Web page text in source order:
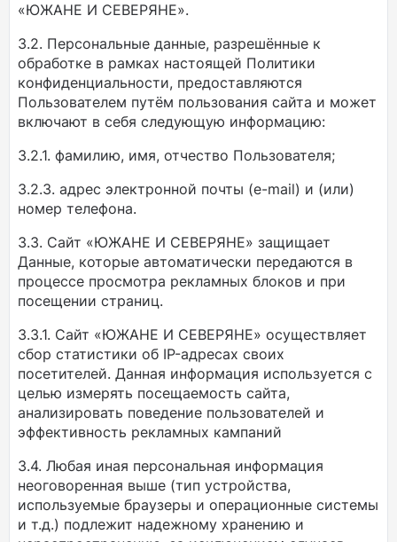
«ЮЖАНЕ И СЕВЕРЯНЕ».
3.2. Персональные данные, разрешённые к
обработке в рамках настоящей Политики
конфиденциальности, предоставляются
Пользователем путём пользования сайта и может
включают в себя следующую информацию:
3.2.1. фамилию, имя, отчество Пользователя;
3.2.3. адрес электронной почты (e-mail) и (или)
номер телефона.
3.3. Сайт «ЮЖАНЕ И СЕВЕРЯНЕ» защищает
Данные, которые автоматически передаются в
процессе просмотра рекламных блоков и при
посещении страниц.
3.3.1. Сайт «ЮЖАНЕ И СЕВЕРЯНЕ» осуществляет
сбор статистики об IP-адресах своих
посетителей. Данная информация используется с
целью измерять посещаемость сайта,
анализировать поведение пользователей и
эффективность рекламных кампаний
3.4. Любая иная персональная информация
неоговоренная выше (тип устройства,
используемые браузеры и операционные системы
и т.д.) подлежит надежному хранению и